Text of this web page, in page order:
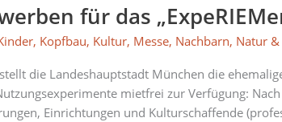
für das
, Kopfbau, Kultur, Messe, Nachbarn, Natur
die Landeshauptstadt München die
mietfrei zur Verfügung:
Einrichtungen und Kulturschaffende